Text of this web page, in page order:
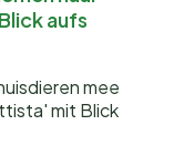
aufs
mee
mit Blick